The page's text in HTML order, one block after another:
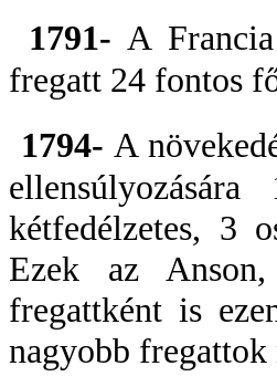
1791- A
fregatt 24 fontos
1794- A
kétfedélzetes, 3
Ezek az
fregattként is
nagyobb fregattok